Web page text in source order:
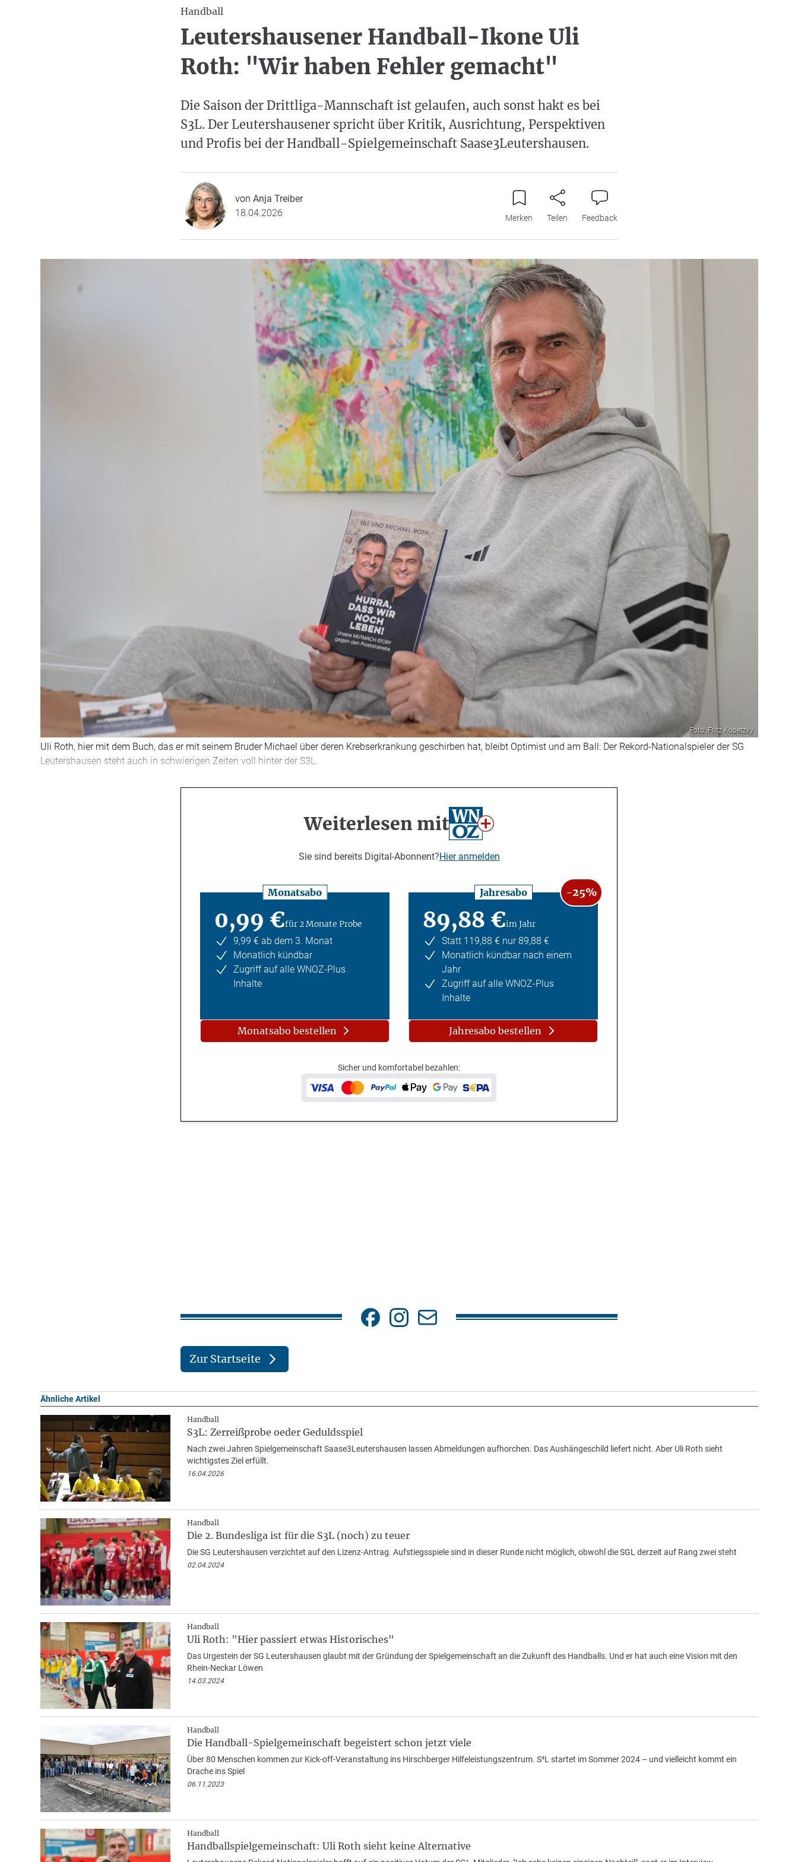
Handball
Leutershausener Handball-Ikone Uli
Roth: "Wir haben Fehler gemacht"
Die Saison der Drittliga-Mannschaft ist gelaufen, auch sonst hakt es bei
S3L. Der Leutershausener spricht über Kritik, Ausrichtung, Perspektiven
und Profis bei der Handball-Spielgemeinschaft Saase3Leutershausen.
von Anja Treiber
18.04.2026
Merken Teilen Feedback
Foto: Fritz Kopetzky
Uli Roth, hier mit dem Buch, das er mit seinem Bruder Michael über deren Krebserkrankung geschirben hat, bleibt Optimist und am Ball: Der Rekord-Nationalspieler der SG
Leutershausen steht auch in schwierigen Zeiten voll hinter der S3L.
Weiterlesen mit
Sie sind bereits Digital-Abonnent?Hier anmelden
Monatsabo
0,99 €für 2 Monate Probe
9,99 € ab dem 3. Monat
Monatlich kündbar
Zugriff auf alle WNOZ-Plus
Inhalte
Monatsabo bestellen
Jahresabo -25%
89,88 €im Jahr
Statt 119,88 € nur 89,88 €
Monatlich kündbar nach einem
Jahr
Zugriff auf alle WNOZ-Plus
Inhalte
Jahresabo bestellen
Sicher und komfortabel bezahlen:
Zur Startseite
Ähnliche Artikel
Handball
S3L: Zerreißprobe oeder Geduldsspiel
Nach zwei Jahren Spielgemeinschaft Saase3Leutershausen lassen Abmeldungen aufhorchen. Das Aushängeschild liefert nicht. Aber Uli Roth sieht
wichtigstes Ziel erfüllt.
16.04.2026
Handball
Die 2. Bundesliga ist für die S3L (noch) zu teuer
Die SG Leutershausen verzichtet auf den Lizenz-Antrag. Aufstiegsspiele sind in dieser Runde nicht möglich, obwohl die SGL derzeit auf Rang zwei steht
02.04.2024
Handball
Uli Roth: "Hier passiert etwas Historisches"
Das Urgestein der SG Leutershausen glaubt mit der Gründung der Spielgemeinschaft an die Zukunft des Handballs. Und er hat auch eine Vision mit den
Rhein-Neckar Löwen
14.03.2024
Handball
Die Handball-Spielgemeinschaft begeistert schon jetzt viele
Über 80 Menschen kommen zur Kick-off-Veranstaltung ins Hirschberger Hilfeleistungszentrum. S³L startet im Sommer 2024 – und vielleicht kommt ein
Drache ins Spiel
06.11.2023
Handball
Handballspielgemeinschaft: Uli Roth sieht keine Alternative